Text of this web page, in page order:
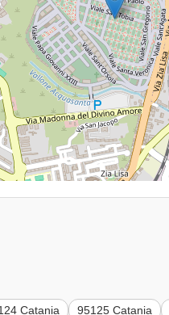
Catania 95125 Catania